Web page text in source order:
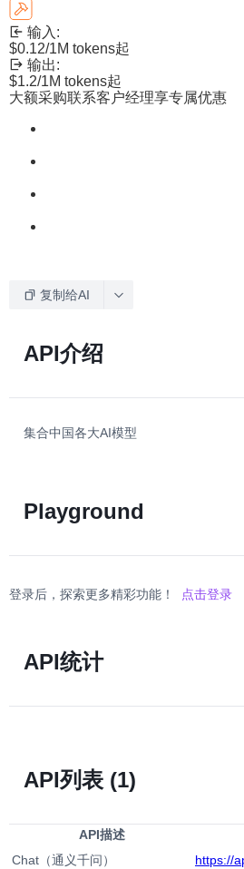
输入:
$0.12/1M tokens起
输出:
$1.2/1M tokens起
大额采购联系客户经理享专属优惠
复制给AI
API介绍
集合中国各大AI模型
Playground
登录后，探索更多精彩功能！ 点击登录
API统计
API列表 (1)
API描述
Chat（通义千问）
https://